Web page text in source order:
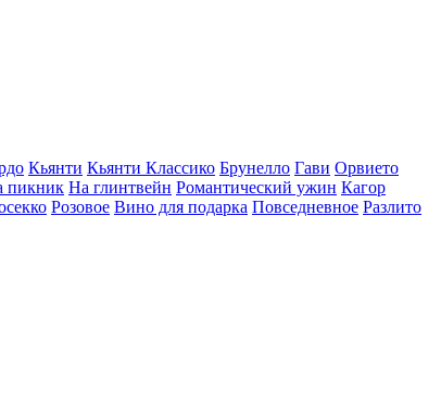
Кьянти Кьянти Классико Брунелло Гави Орвието
пикник На глинтвейн Романтический ужин Кагор
Розовое Вино для подарка Повседневное Разлито